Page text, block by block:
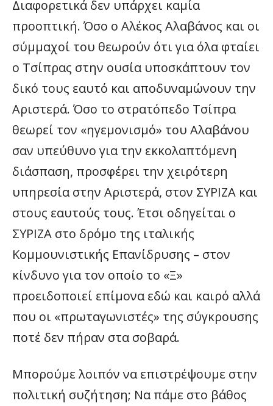
Διαφορετικά δεν υπάρχει καμία
προοπτική. Όσο ο Αλέκος Αλαβάνος και οι
σύμμαχοί του θεωρούν ότι για όλα φταίει
ο Τσίπρας στην ουσία υποσκάπτουν τον
δικό τους εαυτό και αποδυναμώνουν την
Αριστερά. Όσο το στρατόπεδο Τσίπρα
θεωρεί τον «ηγεμονισμό» του Αλαβάνου
σαν υπεύθυνο για την εκκολαπτόμενη
διάσπαση, προσφέρει την χειρότερη
υπηρεσία στην Αριστερά, στον ΣΥΡΙΖΑ και
στους εαυτούς τους. Έτσι οδηγείται ο
ΣΥΡΙΖΑ στο δρόμο της ιταλικής
Κομμουνιστικής Επανίδρυσης – στον
κίνδυνο για τον οποίο το «Ξ»
προειδοποιεί επίμονα εδώ και καιρό αλλά
που οι «πρωταγωνιστές» της σύγκρουσης
ποτέ δεν πήραν στα σοβαρά.
Μπορούμε λοιπόν να επιστρέψουμε στην
πολιτική συζήτηση; Να πάμε στο βάθος